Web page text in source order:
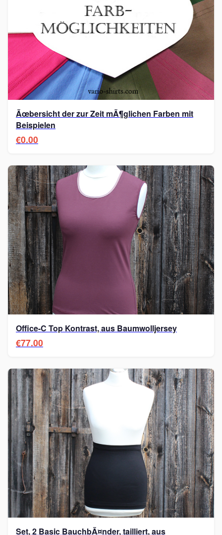
Ãœbersicht der zur Zeit mÃ¶glichen Farben mit
Beispielen
€0.00
Office-C Top Kontrast, aus Baumwolljersey
€77.00
Set, 2 Basic BauchbÃ¤nder, tailliert, aus